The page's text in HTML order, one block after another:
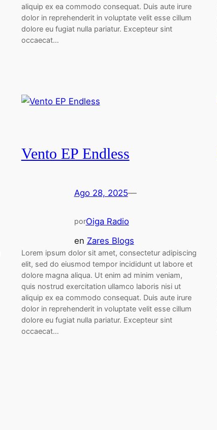
aliquip ex ea commodo consequat. Duis aute irure
dolor in reprehenderit in voluptate velit esse cillum
dolore eu fugiat nulla pariatur. Excepteur sint
occaecat…
Vento EP Endless
Ago 28, 2025—
porOiga Radio
en Zares Blogs
Lorem ipsum dolor sit amet, consectetur adipiscing
elit, sed do eiusmod tempor incididunt ut labore et
dolore magna aliqua. Ut enim ad minim veniam,
quis nostrud exercitation ullamco laboris nisi ut
aliquip ex ea commodo consequat. Duis aute irure
dolor in reprehenderit in voluptate velit esse cillum
dolore eu fugiat nulla pariatur. Excepteur sint
occaecat…